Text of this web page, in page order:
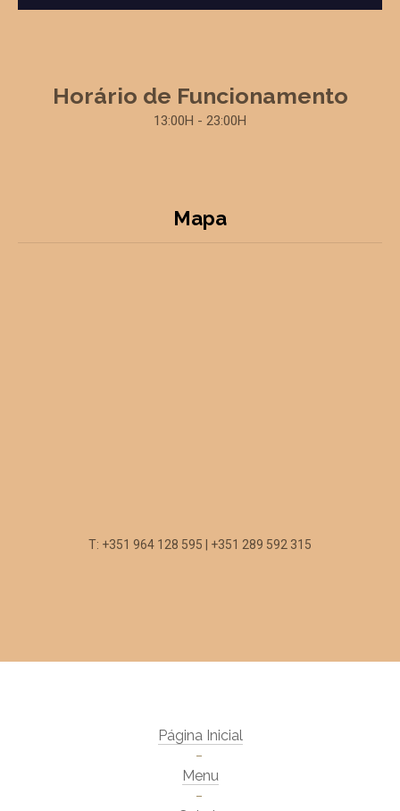
Horário de Funcionamento
13:00H - 23:00H
Mapa
T: +351 964 128 595 | +351 289 592 315
Página Inicial
Menu